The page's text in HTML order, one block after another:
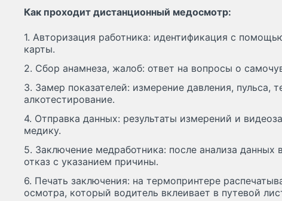
Как проходит дистанционный медосмотр:
1. Авторизация работника: идентификация с
карты.
2. Сбор анамнеза, жалоб: ответ на вопросы о
3. Замер показателей: измерение давления, пульса,
алкотестирование.
4. Отправка данных: результаты измерений и
медику.
5. Заключение медработника: после анализа данных
отказ с указанием причины.
6. Печать заключения: на термопринтере
осмотра, который водитель вклеивает в путевой